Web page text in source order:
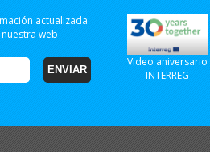
actualizada
web
Video aniversario
INTERREG